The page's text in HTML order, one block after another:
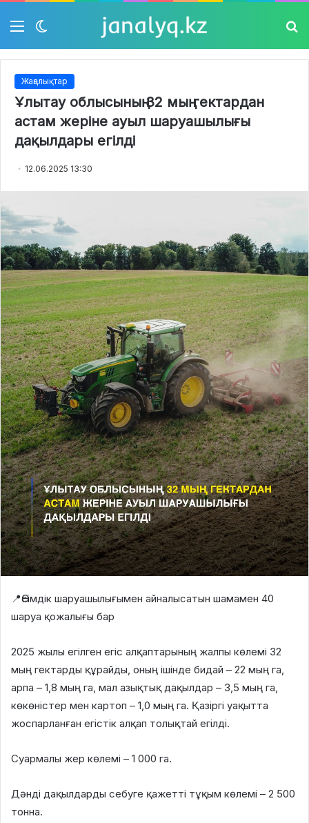
Мәзір
skin
Жаңалықтар
Ұлытау облысының 32 мың гектардан
астам жеріне ауыл шаруашылығы
дақылдары егілді
12.06.2025 13:30
📍Өсімдік шаруашылығымен айналысатын шамамен 40
шаруа қожалығы бар
2025 жылы егілген егіс алқаптарының жалпы көлемі 32
мың гектарды құрайды, оның ішінде бидай – 22 мың га,
арпа – 1,8 мың га, мал азықтық дақылдар – 3,5 мың га,
көкөністер мен картоп – 1,0 мың га. Қазіргі уақытта
жоспарланған егістік алқап толықтай егілді.
Суармалы жер көлемі – 1 000 га.
Дәнді дақылдарды себуге қажетті тұқым көлемі – 2 500
тонна.